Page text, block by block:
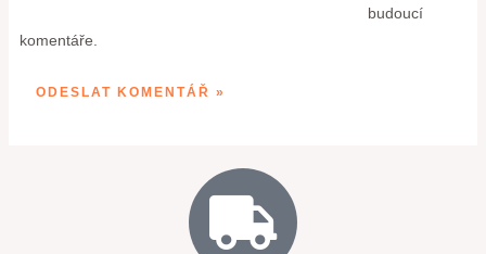
budoucí
komentáře.